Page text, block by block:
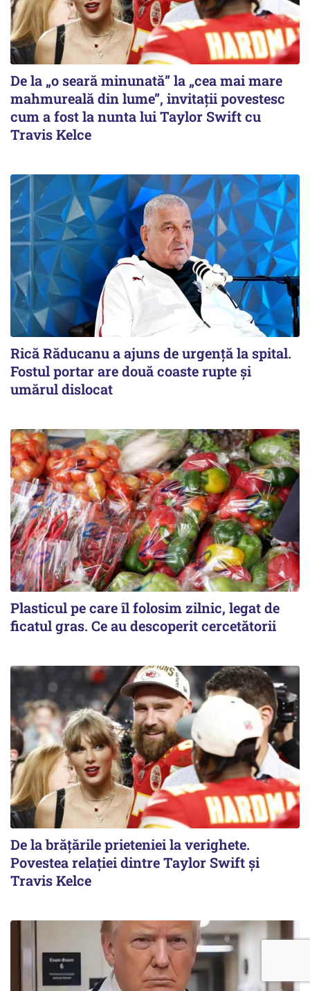
De la „o seară minunată” la „cea mai mare
mahmureală din lume”, invitații povestesc
cum a fost la nunta lui Taylor Swift cu
Travis Kelce
Rică Răducanu a ajuns de urgență la spital.
Fostul portar are două coaste rupte și
umărul dislocat
Plasticul pe care îl folosim zilnic, legat de
ficatul gras. Ce au descoperit cercetătorii
De la brățările prieteniei la verighete.
Povestea relației dintre Taylor Swift și
Travis Kelce